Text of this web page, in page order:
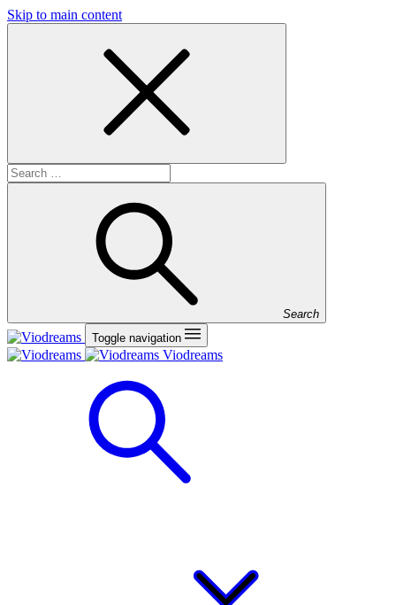
Skip to main content
Search
Toggle navigation
Viodreams